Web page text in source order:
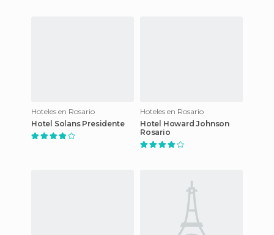
Hoteles en Rosario
Hotel Solans Presidente
Hoteles en Rosario
Hotel Howard Johnson
Rosario